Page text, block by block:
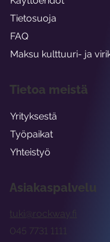
Asiakaspalvelu
tuki@rockway.fi
045 7731 1111
Tietosuoja
FAQ
Maksu kulttuuri- ja
Tietoa meistä
Yrityksestä
Työpaikat
Yhteistyö